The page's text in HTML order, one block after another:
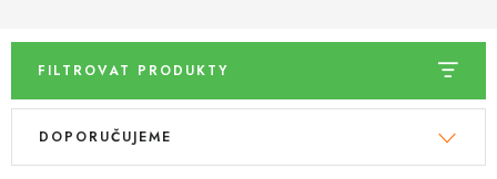
Kontakt
Moje objednávka
Obchodní podmínky
Ochrana osobních údajů
Hodnocení obchodu
Oblíbené produkty
Věrnostní program
FILTROVAT PRODUKTY
V
Ř
DOPORUČUJEME